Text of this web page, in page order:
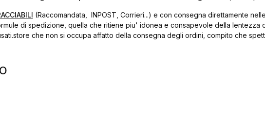
(Raccomandata, INPOST, Corrieri...) e con consegna direttamente
di spedizione, quella che ritiene piu' idonea e consapevole della lentezza
che non si occupa affatto della consegna degli ordini, compito che